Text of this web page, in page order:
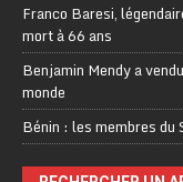
Franco Baresi,
mort à 66 ans
Benjamin Mendy a
monde
Bénin : les membres du